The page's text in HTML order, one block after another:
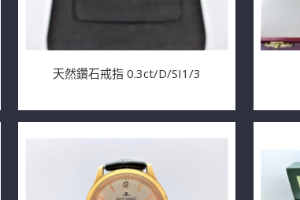
天然鑽石戒指 0.3ct/D/SI1/3